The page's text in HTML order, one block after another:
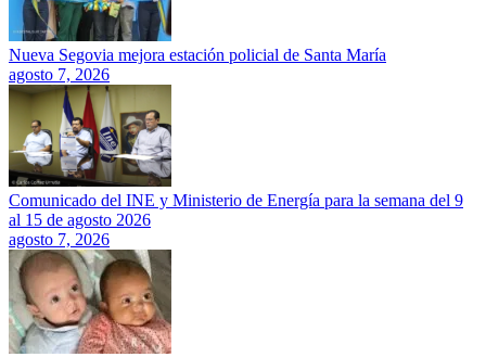
Nueva Segovia mejora estación policial de Santa María
agosto 7, 2026
Comunicado del INE y Ministerio de Energía para la semana del 9
al 15 de agosto 2026
agosto 7, 2026